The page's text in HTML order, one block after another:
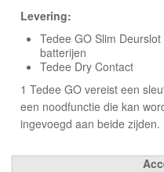
Levering:
Tedee GO Slim
batterijen
Tedee Dry Contact
1 Tedee GO vereist een
een noodfunctie die kan
ingevoegd aan beide zijden.